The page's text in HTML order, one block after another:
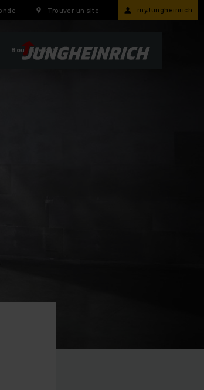
Trouver un site myJungheinrich
Boutiques